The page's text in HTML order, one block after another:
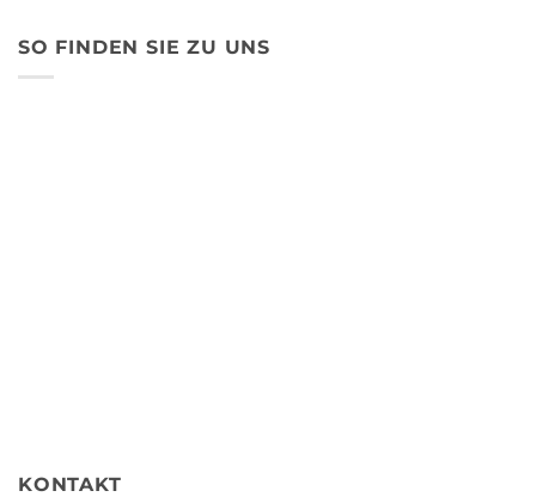
SO FINDEN SIE ZU UNS
KONTAKT